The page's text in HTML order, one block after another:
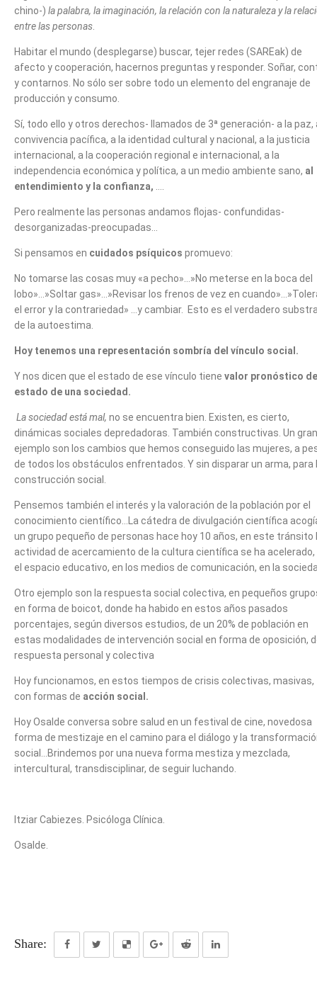
chino-) la palabra, la imaginación, la relación con la naturaleza y la
entre las personas
Habitar el mundo (desplegarse) buscar, tejer redes (SAREak) de
afecto y cooperación, hacernos preguntas y responder. Soñar,
y contarnos. No sólo ser sobre todo un elemento del engranaje de
producción y consumo.
Sí, todo ello y otros derechos- llamados de 3ª generación- a la paz,
convivencia pacífica, a la identidad cultural y nacional, a la justicia
internacional, a la cooperación regional e internacional, a la
independencia económica y política, a un medio ambiente sano, al
entendimiento y la confianza,
Pero realmente las personas andamos flojas- confundidas-
desorganizadas-preocupadas…
Si pensamos en cuidados psíquicos promuevo:
No tomarse las cosas muy «a pecho»…»No meterse en la boca del
lobo»…»Soltar gas»…»Revisar los frenos de vez en
el error y la contrariedad» …y cambiar. Esto es el verdadero
de la autoestima.
Hoy tenemos una representación sombría del vínculo social.
Y nos dicen que el estado de ese vínculo tiene valor pronóstico
estado de una sociedad.
La sociedad está mal, no se encuentra bien. Existen, es cierto,
dinámicas sociales depredadoras. También constructivas. Un gran
ejemplo son los cambios que hemos conseguido las mujeres, a
de todos los obstáculos enfrentados. Y sin disparar un arma, para
construcción social.
Pensemos también el interés y la valoración de la población por el
conocimiento científico…La cátedra de divulgación científica
un grupo pequeño de personas hace hoy 10 años, en este tránsito
actividad de acercamiento de la cultura científica se ha acelerado,
el espacio educativo, en los medios de comunicación, en la
Otro ejemplo son la respuesta social colectiva, en pequeños
en forma de boicot, donde ha habido en estos años pasados
porcentajes, según diversos estudios, de un 20% de población en
estas modalidades de intervención social en forma de oposición,
respuesta personal y colectiva
Hoy funcionamos, en estos tiempos de crisis colectivas, masivas,
con formas de acción social.
Hoy Osalde conversa sobre salud en un festival de cine, novedosa
forma de mestizaje en el camino para el diálogo y la
social…Brindemos por una nueva forma mestiza y mezclada,
intercultural, transdisciplinar, de seguir luchando.
Itziar Cabiezes. Psicóloga Clínica.
Osalde.
Share: